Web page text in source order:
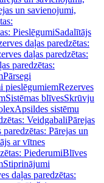
un savienojumi,
PieslēgumiSadalītājs
daļas paredzētas:
daļas paredzētas:
paredzētas:
Pārsegi
pieslēgumiemRezerves
Sistēmas blīvesSkrūvju
Apsildes sistēmu
VeidgabaliPārejas
paredzētas: Pārejas un
ar vītnes
PiederumiBlīves
Stiprinājumi
daļas paredzētas: